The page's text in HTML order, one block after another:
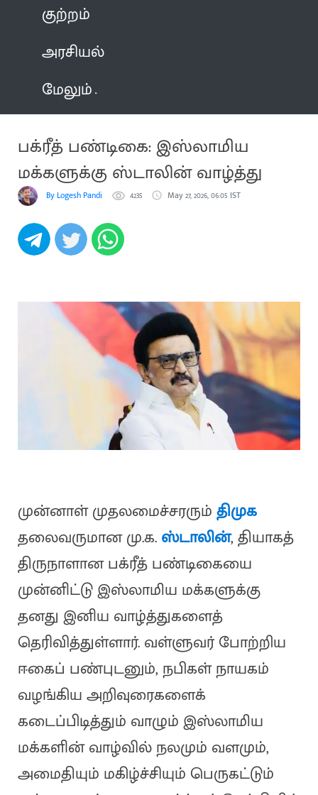
குற்றம்
அரசியல்
மேலும்
பக்ரீத் பண்டிகை: இஸ்லாமிய
மக்களுக்கு ஸ்டாலின் வாழ்த்து
By Logesh Pandi 4235 May 27, 2026, 06:05 IST
முன்னாள் முதலமைச்சரரும்திமுக
தலைவருமான மு.க.ஸ்டாலின், தியாகத்
திருநாளான பக்ரீத் பண்டிகையை
முன்னிட்டு இஸ்லாமிய மக்களுக்கு
தனது இனிய வாழ்த்துகளைத்
தெரிவித்துள்ளார். வள்ளுவர் போற்றிய
ஈகைப் பண்புடனும், நபிகள் நாயகம்
வழங்கிய அறிவுரைகளைக்
கடைப்பிடித்தும் வாழும் இஸ்லாமிய
மக்களின் வாழ்வில் நலமும் வளமும்,
அமைதியும் மகிழ்ச்சியும் பெருகட்டும்